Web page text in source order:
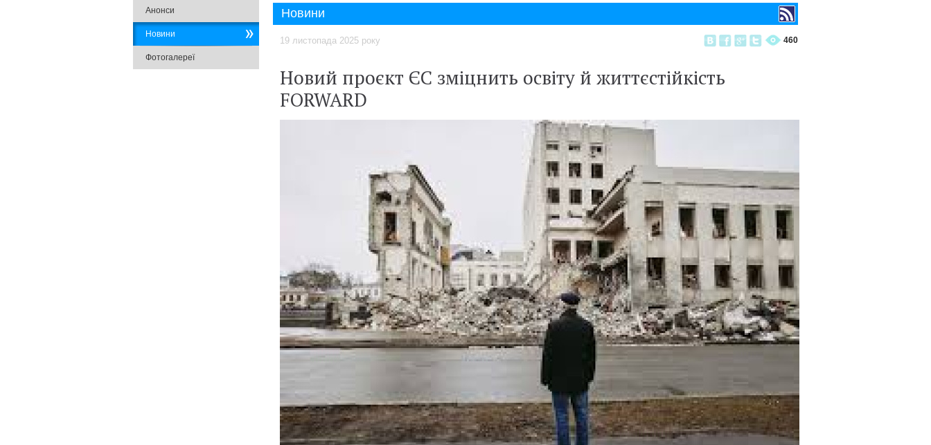
Новини
460
19 листопада 2025 року
Новий проєкт ЄС зміцнить освіту й життєстійкість
FORWARD
Анонси
Новини
Фотогалереї